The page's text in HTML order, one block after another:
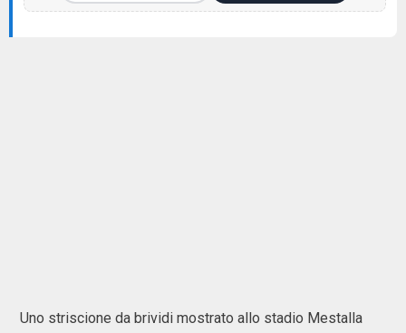
Uno striscione da brividi mostrato allo stadio Mestalla